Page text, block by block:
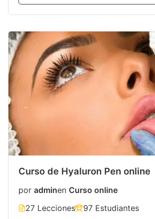
Curso de Hyaluron Pen online
por adminen Curso online
27 Lecciones
97 Estudiantes